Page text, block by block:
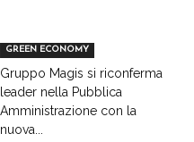
GREEN ECONOMY
Gruppo Magis si riconferma
leader nella Pubblica
Amministrazione con la
nuova...